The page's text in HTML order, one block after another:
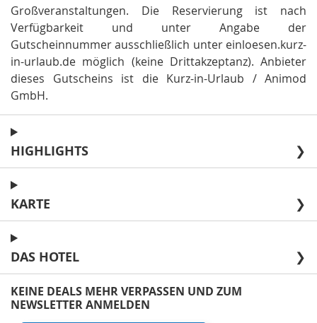
Großveranstaltungen. Die Reservierung ist nach
Verfügbarkeit und unter Angabe der
Gutscheinnummer ausschließlich unter einloesen.kurz-
in-urlaub.de möglich (keine Drittakzeptanz). Anbieter
dieses Gutscheins ist die Kurz-in-Urlaub / Animod
GmbH.
HIGHLIGHTS ❯
KARTE ❯
DAS HOTEL ❯
KEINE DEALS MEHR VERPASSEN UND ZUM
NEWSLETTER ANMELDEN